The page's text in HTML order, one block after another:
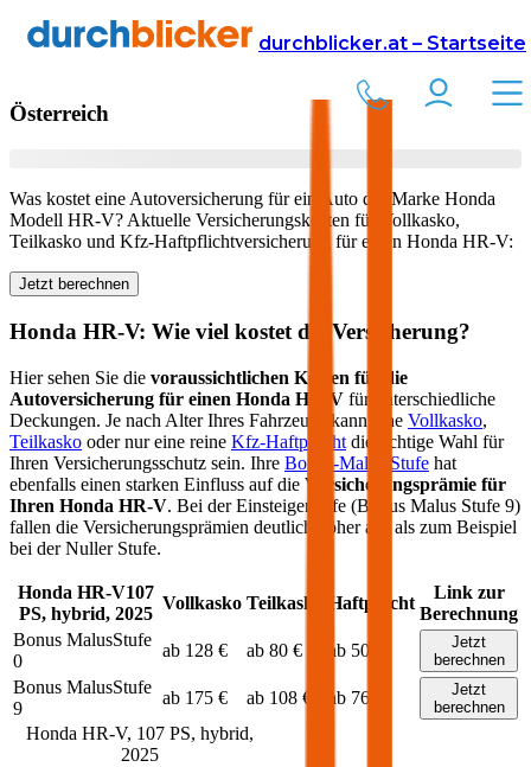
durchblicker.at – Startseite
Versicherung Autoversicherung Honda
Honda HR-V
in
Österreich
Was kostet eine Autoversicherung für ein Auto der Marke Honda
Modell HR-V? Aktuelle Versicherungskosten für Vollkasko,
Teilkasko und Kfz-Haftpflichtversicherung für einen Honda HR-V:
Jetzt berechnen
Honda HR-V: Wie viel kostet die Versicherung?
Hier sehen Sie die voraussichtlichen Kosten für die
Autoversicherung für einen Honda HR-V für unterschiedliche
Deckungen. Je nach Alter Ihres Fahrzeugs kann eine Vollkasko,
Teilkasko oder nur eine reine Kfz-Haftpflicht die richtige Wahl für
Ihren Versicherungsschutz sein. Ihre Bonus-Malus Stufe hat
ebenfalls einen starken Einfluss auf die Versicherungsprämie für
Ihren Honda HR-V. Bei der Einsteigerstufe (Bonus Malus Stufe 9)
fallen die Versicherungsprämien deutlich höher aus als zum Beispiel
bei der Nuller Stufe.
Honda HR-V107
PS, hybrid, 2025
Vollkasko Teilkasko Haftpflicht
Link zur
Berechnung
Bonus MalusStufe
0
ab 128 € ab 80 € ab 50 €
Jetzt
berechnen
Bonus MalusStufe
9
ab 175 € ab 108 € ab 76 €
Jetzt
berechnen
Honda HR-V, 107PS, hybrid,
2025